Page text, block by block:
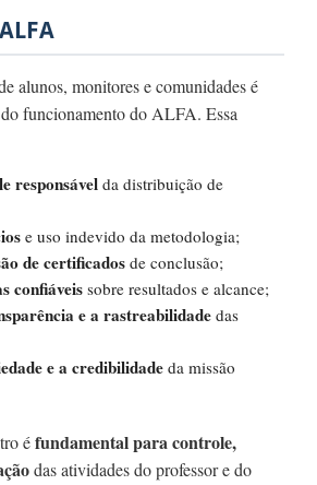
alunos, monitores e comunidades é
funcionamento do ALFA. Essa
responsável da distribuição de
e uso indevido da metodologia;
de certificados de conclusão;
confiáveis sobre resultados e alcance;
e a rastreabilidade das
e a credibilidade da missão
éfundamental para controle,
das atividades do professor e do